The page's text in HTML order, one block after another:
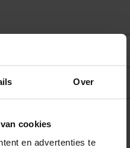
Over
cookies
en advertenties te